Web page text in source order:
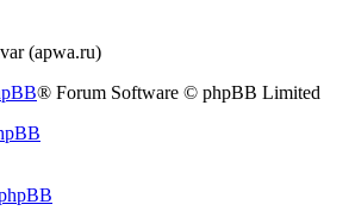
(apwa.ru)
® Forum Software © phpBB Limited